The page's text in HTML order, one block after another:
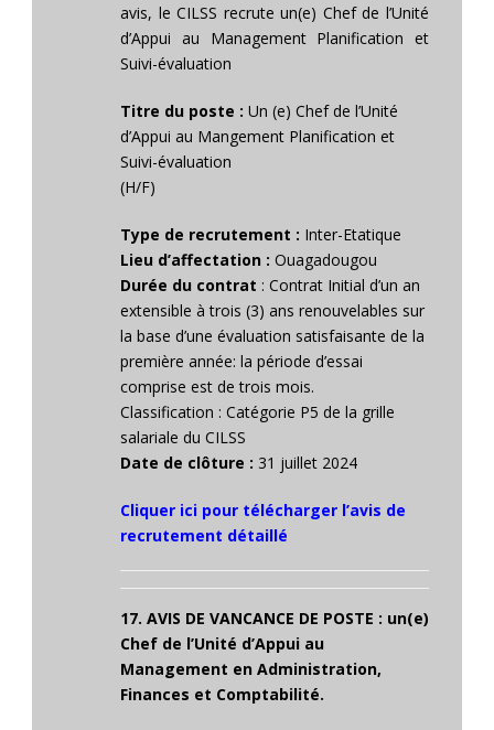
avis, le CILSS recrute un(e) Chef de l’Unité
d’Appui au Management Planification et
Suivi-évaluation
Titre du poste : Un (e) Chef de l’Unité
d’Appui au Mangement Planification et
Suivi-évaluation
(H/F)
Type de recrutement : Inter-Etatique
Lieu d’affectation : Ouagadougou
Durée du contrat : Contrat Initial d’un an
extensible à trois (3) ans renouvelables sur
la base d’une évaluation satisfaisante de la
première année: la période d’essai
comprise est de trois mois.
Classification : Catégorie P5 de la grille
salariale du CILSS
Date de clôture : 31 juillet 2024
Cliquer ici pour télécharger l’avis de
recrutement détaillé
17. AVIS DE VANCANCE DE POSTE : un(e)
Chef de l’Unité d’Appui au
Management en Administration,
Finances et Comptabilité.